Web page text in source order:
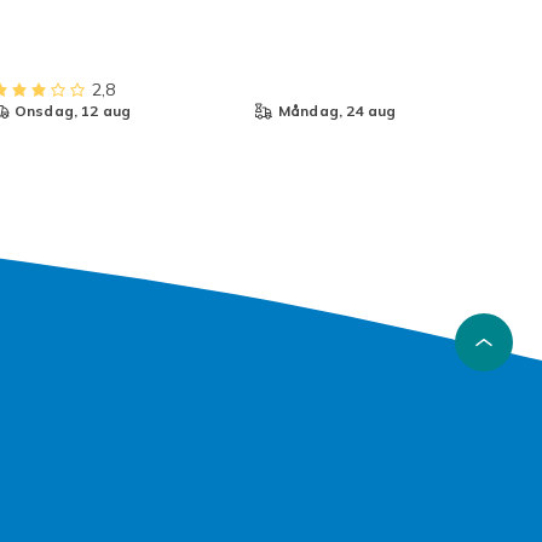
2,8
onsdag, 12 aug måndag, 24 aug